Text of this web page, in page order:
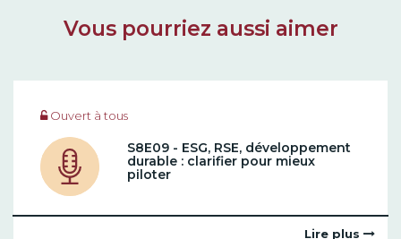
Vous pourriez aussi aimer
Ouvert à tous
S8E09 - ESG, RSE, développement
durable : clarifier pour mieux
piloter
Lire plus